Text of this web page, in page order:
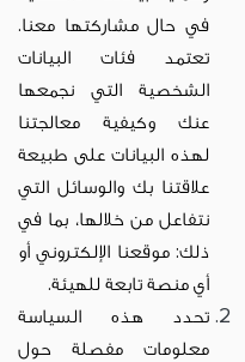
في حال مشاركتها معنا.
تعتمد فئات البيانات
الشخصية التي نجمعها
عنك وكيفية معالجتنا
لهذه البيانات على طبيعة
علاقتنا بك والوسائل التي
نتفاعل من خلالها، بما في
ذلك: موقعنا الإلكتروني أو
أي منصة تابعة للهيئة.
تحدد هذه السياسة
معلومات مفصلة حول